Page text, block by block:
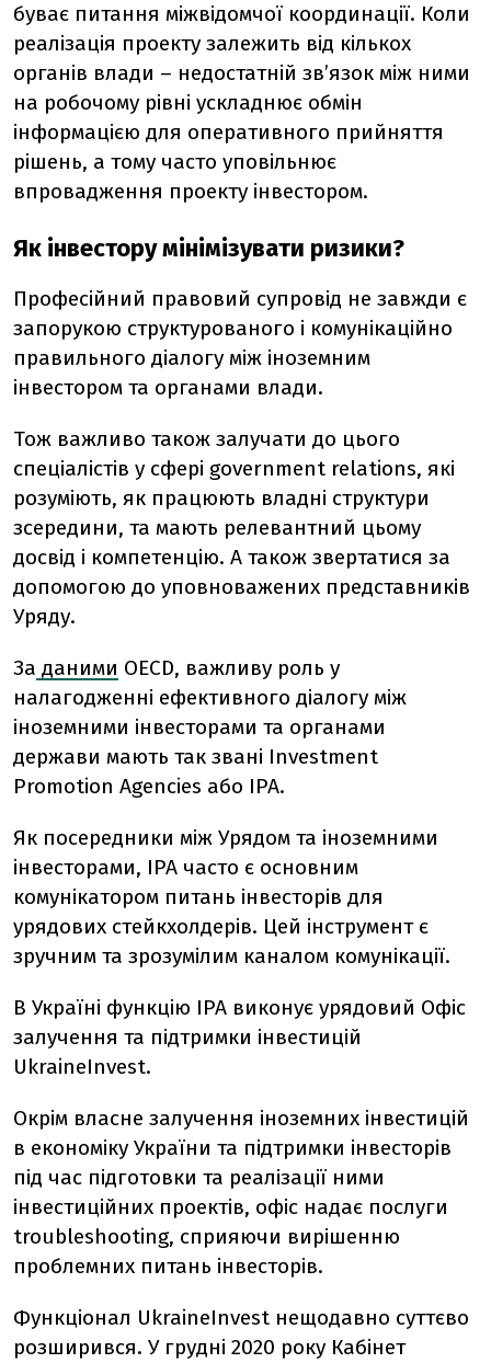
буває питання міжвідомчої координації. Коли
реалізація проекту залежить від кількох
органів влади – недостатній зв’язок між ними
на робочому рівні ускладнює обмін
інформацією для оперативного прийняття
рішень, а тому часто уповільнює
впровадження проекту інвестором.
Як інвестору мінімізувати ризики?
Професійний правовий супровід не завжди є
запорукою структурованого і комунікаційно
правильного діалогу між іноземним
інвестором та органами влади.
Тож важливо також залучати до цього
спеціалістів у сфері government relations, які
розуміють, як працюють владні структури
зсередини, та мають релевантний цьому
досвід і компетенцію. А також звертатися за
допомогою до уповноважених представників
Уряду.
За даними OECD, важливу роль у
налагодженні ефективного діалогу між
іноземними інвесторами та органами
держави мають так звані Investment
Promotion Agencies або IPA.
Як посередники між Урядом та іноземними
інвесторами, IPA часто є основним
комунікатором питань інвесторів для
урядових стейкхолдерів. Цей інструмент є
зручним та зрозумілим каналом комунікації.
В Україні функцію IPA виконує урядовий Офіс
залучення та підтримки інвестицій
UkraineInvest.
Окрім власне залучення іноземних інвестицій
в економіку України та підтримки інвесторів
під час підготовки та реалізації ними
інвестиційних проектів, офіс надає послуги
troubleshooting, сприяючи вирішенню
проблемних питань інвесторів.
Функціонал UkraineInvest нещодавно суттєво
розширився. У грудні 2020 року Кабінет